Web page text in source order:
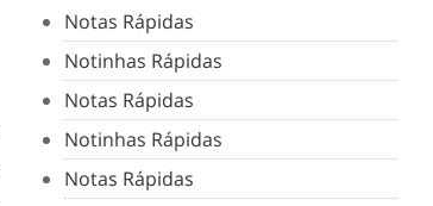
Notas Rápidas
Notinhas Rápidas
Notas Rápidas
Notinhas Rápidas
Notas Rápidas